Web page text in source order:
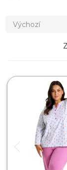
Výchozí